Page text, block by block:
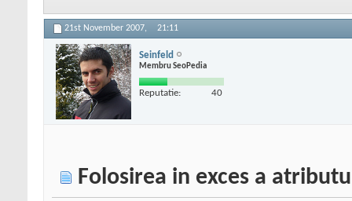
21st November 2007, 21:11
Seinfeld
Membru SeoPedia
Reputatie: 40
Folosirea in exces a